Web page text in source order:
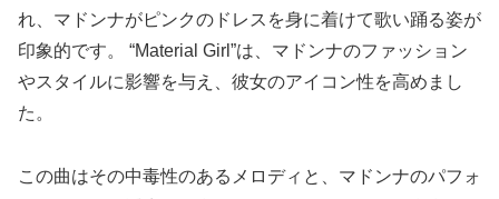
れ、マドンナがピンクのドレスを身に着けて歌い踊る姿が
印象的です。 “Material Girl”は、マドンナのファッション
やスタイルに影響を与え、彼女のアイコン性を高めまし
た。
この曲はその中毒性のあるメロディと、マドンナのパフォ